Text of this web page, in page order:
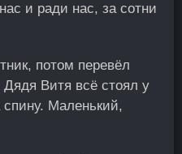
и ради нас, за сотни
потом перевёл
Витя всё стоял у
Маленький,